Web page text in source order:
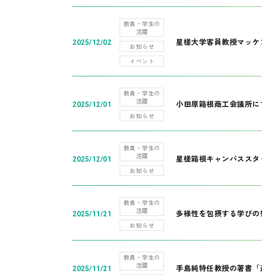
2025/12/02
教員・学生の
活躍
お知らせ
イベント
星槎大学客員教授マッ
2025/12/01
教員・学生の
活躍
お知らせ
小田原箱根商工会議所
2025/12/01
教員・学生の
活躍
お知らせ
星槎箱根キャンパスス
2025/11/21
教員・学生の
活躍
お知らせ
多様性を包摂する学び
2025/11/21
教員・学生の
活躍
手島純特任教授の著書